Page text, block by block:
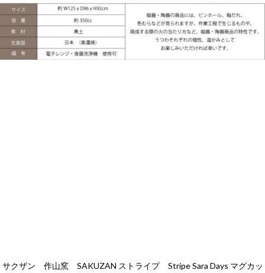
サクザン 作山窯 SAKUZAN ストライプ Stripe Sara Days マグカッ